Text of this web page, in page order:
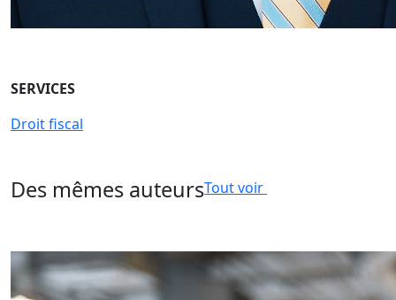
SERVICES
Droit fiscal
Des mêmes auteursTout voir